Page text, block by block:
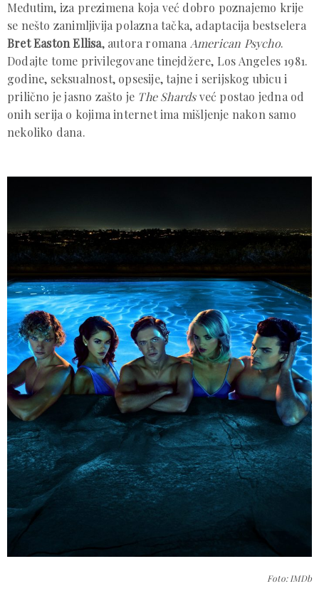
Međutim, iza prezimena koja već dobro poznajemo krije
se nešto zanimljivija polazna tačka, adaptacija bestselera
Bret Easton Ellisa, autora romana American Psycho.
Dodajte tome privilegovane tinejdžere, Los Angeles 1981.
godine, seksualnost, opsesije, tajne i serijskog ubicu i
prilično je jasno zašto je The Shardsveć postao jedna od
onih serija o kojima internet ima mišljenje nakon samo
nekoliko dana.
Foto: IMDb